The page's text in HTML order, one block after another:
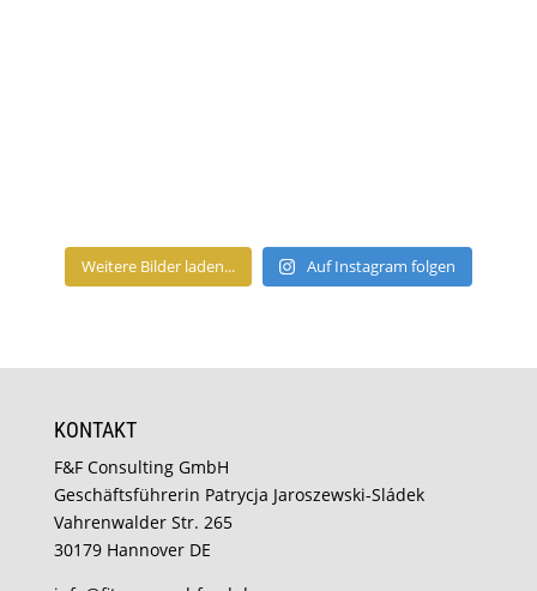
Weitere Bilder laden... Auf Instagram folgen
KONTAKT
F&F Consulting GmbH
Geschäftsführerin Patrycja Jaroszewski-Sládek
Vahrenwalder Str. 265
30179 Hannover DE